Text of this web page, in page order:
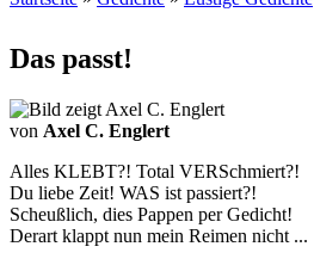
Das passt!
von Axel C. Englert
Alles KLEBT?! Total VERSchmiert?!
Du liebe Zeit! WAS ist passiert?!
Scheußlich, dies Pappen per Gedicht!
Derart klappt nun mein Reimen nicht ...